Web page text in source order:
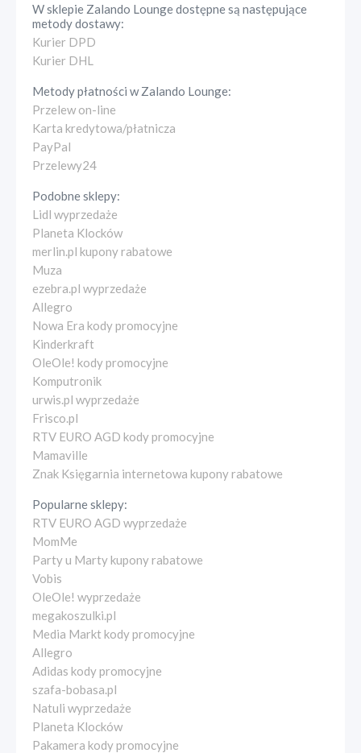
W sklepie Zalando Loungedostępne są następujące
metody dostawy:
Kurier DPD
Kurier DHL
Metody płatności wZalando Lounge:
Przelew on-line
Karta kredytowa/płatnicza
PayPal
Przelewy24
Podobne sklepy:
Lidl wyprzedaże
Planeta Klocków
merlin.pl kupony rabatowe
Muza
ezebra.pl wyprzedaże
Allegro
Nowa Era kody promocyjne
Kinderkraft
OleOle! kody promocyjne
Komputronik
urwis.pl wyprzedaże
Frisco.pl
RTV EURO AGD kody promocyjne
Mamaville
Znak Księgarnia internetowa kupony rabatowe
Popularne sklepy:
RTV EURO AGD wyprzedaże
MomMe
Party u Marty kupony rabatowe
Vobis
OleOle! wyprzedaże
megakoszulki.pl
Media Markt kody promocyjne
Allegro
Adidas kody promocyjne
szafa-bobasa.pl
Natuli wyprzedaże
Planeta Klocków
Pakamera kody promocyjne